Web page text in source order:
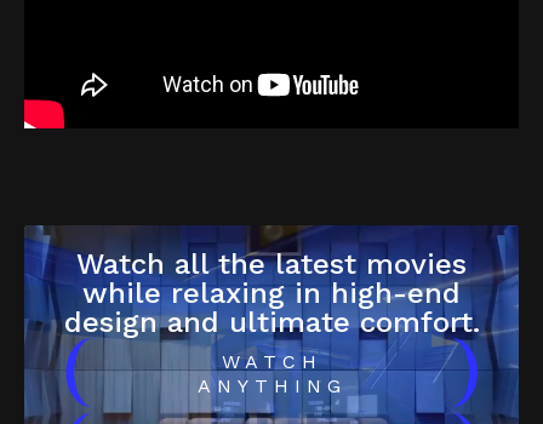
Watch all the latest movies
while relaxing in high-end
design and ultimate comfort.
(
WATCH
ANYTHING
)